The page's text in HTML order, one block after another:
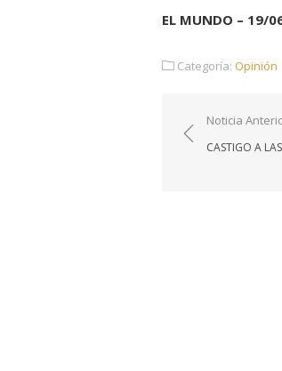
EL MUNDO – 19/
Categoría: Opinión
de
Noticia
CASTIGO A